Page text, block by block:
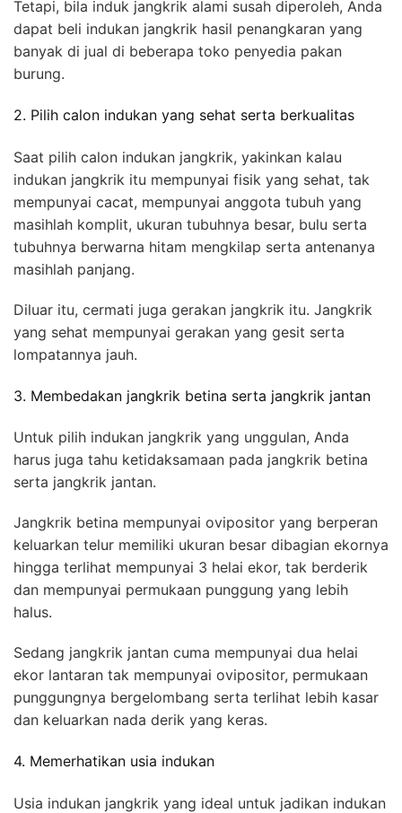
Tetapi, bila induk jangkrik alami susah diperoleh, Anda
dapat beli indukan jangkrik hasil penangkaran yang
banyak di jual di beberapa toko penyedia pakan
burung.
2. Pilih calon indukan yang sehat serta berkualitas
Saat pilih calon indukan jangkrik, yakinkan kalau
indukan jangkrik itu mempunyai fisik yang sehat, tak
mempunyai cacat, mempunyai anggota tubuh yang
masihlah komplit, ukuran tubuhnya besar, bulu serta
tubuhnya berwarna hitam mengkilap serta antenanya
masihlah panjang.
Diluar itu, cermati juga gerakan jangkrik itu. Jangkrik
yang sehat mempunyai gerakan yang gesit serta
lompatannya jauh.
3. Membedakan jangkrik betina serta jangkrik jantan
Untuk pilih indukan jangkrik yang unggulan, Anda
harus juga tahu ketidaksamaan pada jangkrik betina
serta jangkrik jantan.
Jangkrik betina mempunyai ovipositor yang berperan
keluarkan telur memiliki ukuran besar dibagian ekornya
hingga terlihat mempunyai 3 helai ekor, tak berderik
dan mempunyai permukaan punggung yang lebih
halus.
Sedang jangkrik jantan cuma mempunyai dua helai
ekor lantaran tak mempunyai ovipositor, permukaan
punggungnya bergelombang serta terlihat lebih kasar
dan keluarkan nada derik yang keras.
4. Memerhatikan usia indukan
Usia indukan jangkrik yang ideal untuk jadikan indukan